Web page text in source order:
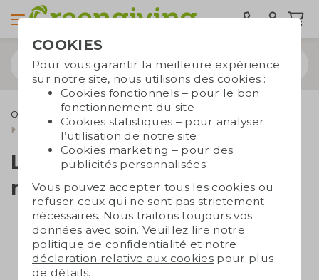
Outdoor & Loisirs
Cordons porte-clés
Lanyard avec mousqueton
Lanyard avec
mousqueton
COOKIES
Pour vous garantir la meilleure expérience
sur notre site, nous utilisons des cookies :
Cookies fonctionnels – pour le bon
fonctionnement du site
Cookies statistiques – pour analyser
l’utilisation de notre site
Cookies marketing – pour des
publicités personnalisées
Vous pouvez accepter tous les cookies ou
refuser ceux qui ne sont pas strictement
nécessaires. Nous traitons toujours vos
données avec soin. Veuillez lire notre
politique de confidentialité et notre
déclaration relative aux cookies pour plus
de détails.